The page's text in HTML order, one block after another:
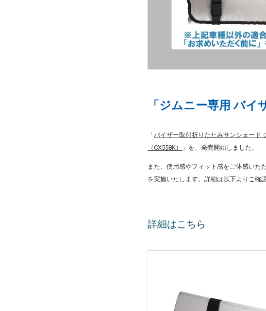
「ジムニー専用 バ
「バイザー取付折りたたみサンシェード
（CX558K）
」を、発売開始しました。
また、使用感やフィット感をご体感いた
を実施いたします。詳細は以下よりご確
詳細はこちら